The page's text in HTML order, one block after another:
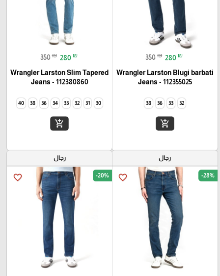
350 ₪ 280 ₪
Wrangler Larston Blugi barbati
Jeans - 112355025
32
33
36
38
add_shopping_cart
350 ₪ 280 ₪
Wrangler Larston Slim Tapered
Jeans - 112380860
30
31
32
33
34
36
38
40
add_shopping_cart
رجال
favorite_border -28%
رجال
favorite_border -20%